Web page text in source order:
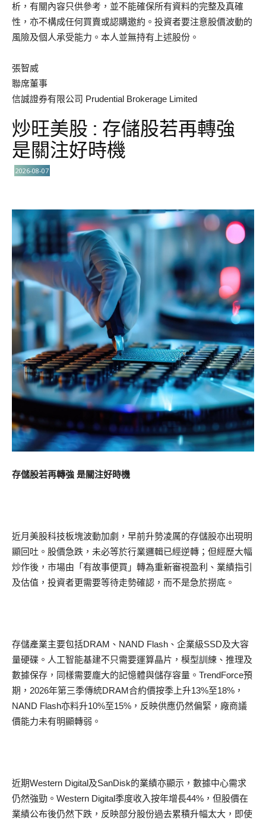
析，有關內容只供參考，並不能確保所有資料的完整及真確
性，亦不構成任何買賣或認購邀約。投資者要注意股價波動的
風險及個人承受能力。本人並無持有上述股份。
張智威
聯席董事
信誠證券有限公司 Prudential Brokerage Limited
炒旺美股 : 存儲股若再轉強
是關注好時機
2026-08-07
存儲股若再轉強 是關注好時機
近月美股科技板塊波動加劇，早前升勢凌厲的存儲股亦出現明
顯回吐。股價急跌，未必等於行業邏輯已經逆轉；但經歷大幅
炒作後，市場由「有故事便買」轉為重新審視盈利、業績指引
及估值，投資者更需要等待走勢確認，而不是急於撈底。
存儲產業主要包括DRAM、NAND Flash、企業級SSD及大容
量硬碟。人工智能基建不只需要運算晶片，模型訓練、推理及
數據保存，同樣需要龐大的記憶體與儲存容量。TrendForce預
期，2026年第三季傳統DRAM合約價按季上升13%至18%，
NAND Flash亦料升10%至15%，反映供應仍然偏緊，廠商議
價能力未有明顯轉弱。
近期Western Digital及SanDisk的業績亦顯示，數據中心需求
仍然強勁。Western Digital季度收入按年增長44%，但股價在
業績公布後仍然下跌，反映部分股份過去累積升幅太大，即使